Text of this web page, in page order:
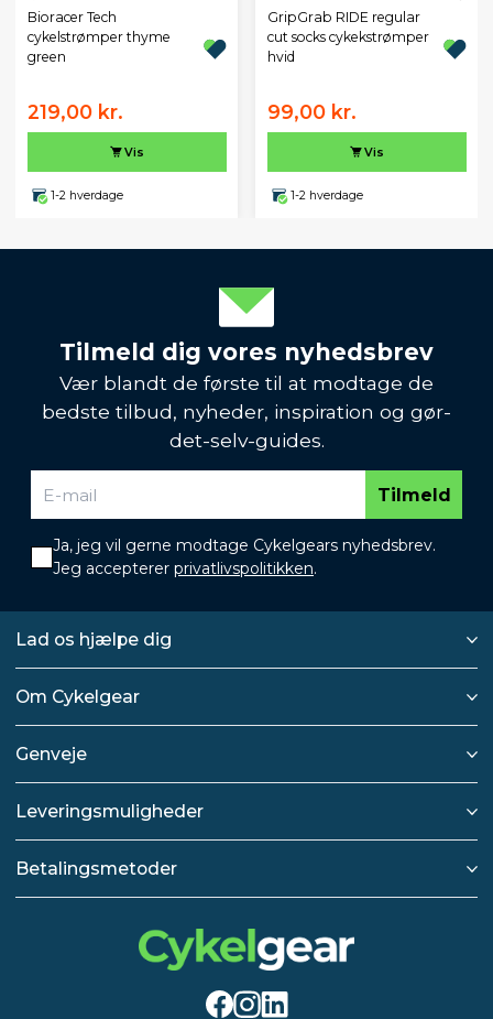
Bioracer Tech
cykelstrømper thyme
green
219,00 kr.
Vis
1-2 hverdage
GripGrab RIDE regular
cut socks cykekstrømper
hvid
99,00 kr.
Vis
1-2 hverdage
Tilmeld dig vores nyhedsbrev
Vær blandt de første til at modtage de
bedste tilbud, nyheder, inspiration og gør-
det-selv-guides.
Tilmeld
Ja, jeg vil gerne modtage Cykelgears nyhedsbrev.
Jeg accepterer privatlivspolitikken.
Lad os hjælpe dig
Om Cykelgear
Genveje
Leveringsmuligheder
Betalingsmetoder